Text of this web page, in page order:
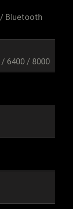
/ Bluetooth
6400 / 8000